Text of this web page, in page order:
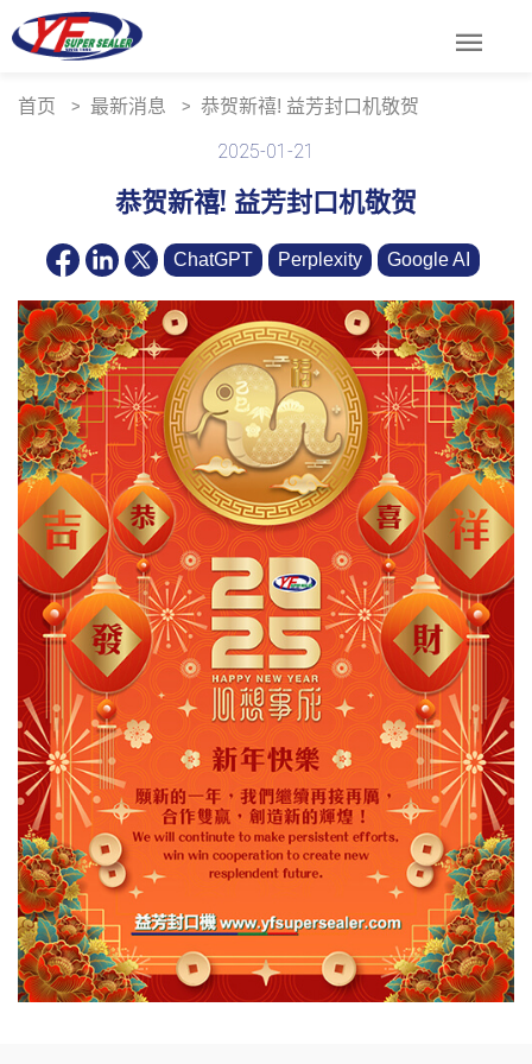
menu
首页 最新消息 恭贺新禧! 益芳封口机敬贺
2025-01-21
恭贺新禧! 益芳封口机敬贺
ChatGPT Perplexity Google AI